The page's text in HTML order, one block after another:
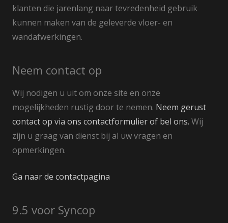
klanten die jarenlang naar tevredenheid gebruik
kunnen maken van de geleverde vloer- en
wandafwerkingen.
Neem contact op
Wij nodigen u uit om onze site en onze
mogelijkheden rustig door te nemen. Neem gerust
contact op via ons contactformulier of bel ons. Wij
zijn u graag van dienst bij al uw vragen en
opmerkingen.
Ga naar de contactpagina
9.5 voor Syncop